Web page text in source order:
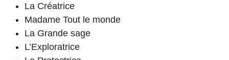
La Créatrice
Madame Tout le monde
La Grande sage
L’Exploratrice